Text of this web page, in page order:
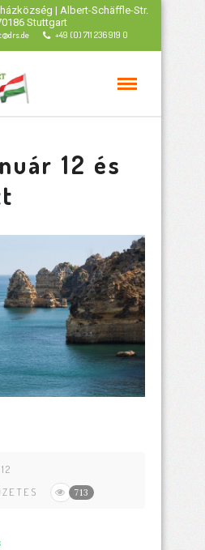
| Albert-Schäffle-Str.
Stuttgart
+49 (0) 711 236 919 0
12 és
713